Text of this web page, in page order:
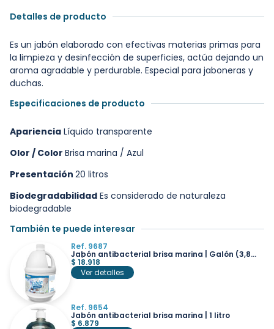
Detalles de producto
Es un jabón elaborado con efectivas materias primas para
la limpieza y desinfección de superficies, actúa dejando un
aroma agradable y perdurable. Especial para jaboneras y
duchas.
Especificaciones de producto
Apariencia Líquido transparente
Olor / Color Brisa marina / Azul
Presentación 20 litros
Biodegradabilidad Es considerado de naturaleza
biodegradable
También te puede interesar
Ref. 9687
Jabón antibacterial brisa marina | Galón (3,8
lts)
$ 18.918
Ver detalles
Ref. 9654
Jabón antibacterial brisa marina | 1 litro
$ 6.879